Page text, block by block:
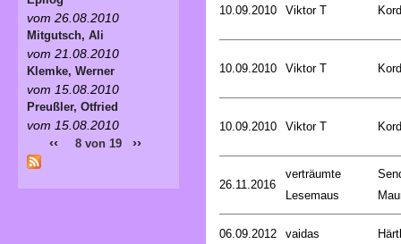
10.09.2010 Viktor T
10.09.2010 Viktor T
10.09.2010 Viktor T
26.11.2016
verträumte
Lesemaus
06.09.2012 vaidas
vom 26.08.2010
Mitgutsch, Ali
vom 21.08.2010
Klemke, Werner
vom 15.08.2010
Preußler, Otfried
vom 15.08.2010
‹‹ 8 von 19 ››